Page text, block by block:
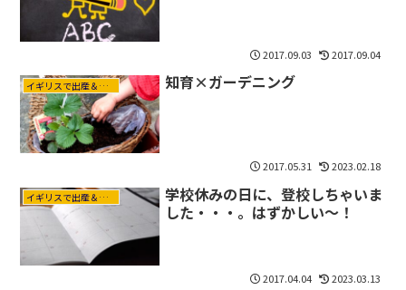
2017.09.03 2017.09.04
イギリスで出産＆育児 知育×ガーデニング
2017.05.31 2023.02.18
イギリスで出産＆育児
学校休みの日に、登校しちゃいま
した・・・。はずかしい～！
2017.04.04 2023.03.13